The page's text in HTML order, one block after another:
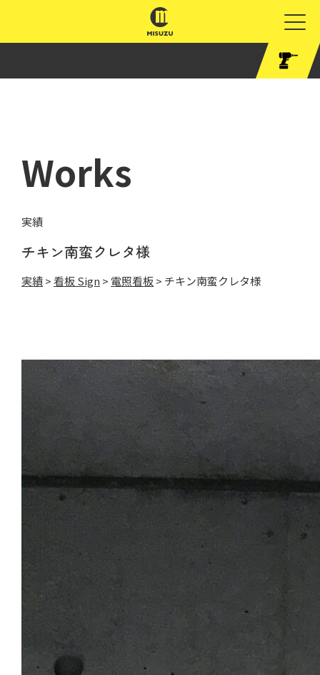
Works
実績
チキン南蛮クレタ様
実績>看板 Sign > 電照看板> チキン南蛮クレタ様